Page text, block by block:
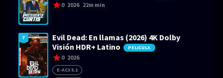
0 2026 22m min
7
Evil Dead: En llamas (2026) 4K Dolby
Visión HDR+ Latino
PELICULA
0 2026
E-AC3 5.1